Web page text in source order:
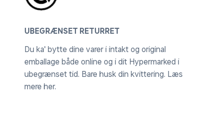
UBEGRÆNSET RETURRET
Du ka' bytte dine varer i intakt og original
emballage både online og i dit Hypermarked i
ubegrænset tid. Bare husk din kvittering. Læs
mere her.